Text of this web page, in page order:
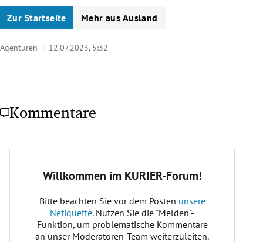
Zur Startseite Mehr aus Ausland
Agenturen | 12.07.2023, 5:32
Kommentare